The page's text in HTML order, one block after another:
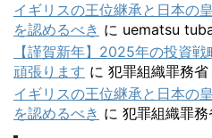
イギリスの王位継承と日本の
を認めるべき に uematsu
【謹賀新年】2025年の投資
頑張ります に 犯罪組織罪務省
イギリスの王位継承と日本の
を認めるべき に 犯罪組織罪務